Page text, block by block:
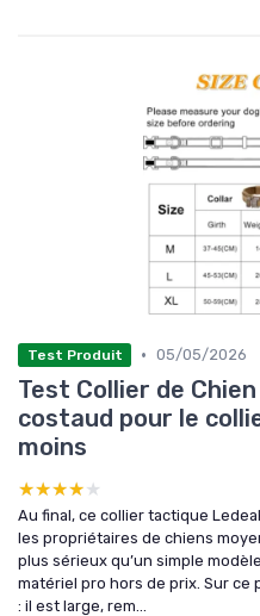
Test Produit • 05/05/2026
Test Collier de
costaud pour le
moins
★★★★★
★★★★★
Au final, ce collier tactique
les propriétaires de chiens
plus sérieux qu’un simple
matériel pro hors de prix. Sur ce
: il est large, rem...